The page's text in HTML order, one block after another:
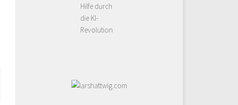
Hilfe durch
die KI-
Revolution